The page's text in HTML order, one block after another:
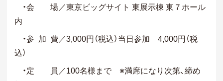
・会 場／東京ビッグサイト 東展示棟 東７ホール
内
・参 加 費／3,000円（税込）当日参加 4,000円（税
込）
・定 員／100名様まで ※満席になり次第、締め